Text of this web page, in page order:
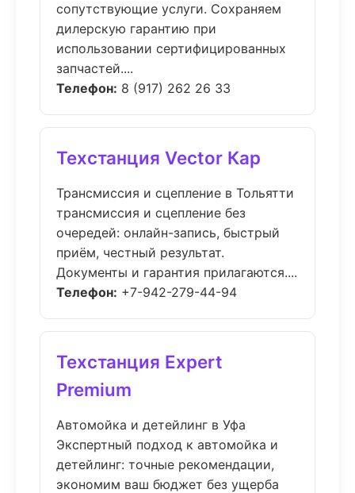
сопутствующие услуги. Сохраняем
дилерскую гарантию при
использовании сертифицированных
запчастей....
Телефон: 8 (917) 262 26 33
Техстанция Vector Кар
Трансмиссия и сцепление в Тольятти
трансмиссия и сцепление без
очередей: онлайн-запись, быстрый
приём, честный результат.
Документы и гарантия прилагаются....
Телефон: +7-942-279-44-94
Техстанция Expert
Premium
Автомойка и детейлинг в Уфа
Экспертный подход к автомойка и
детейлинг: точные рекомендации,
экономим ваш бюджет без ущерба